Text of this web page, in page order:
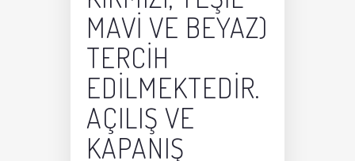
MAVI VE BEYAZ)
TERCIH
EDILMEKTEDIR.
AÇILIŞ VE
KAPANIŞ